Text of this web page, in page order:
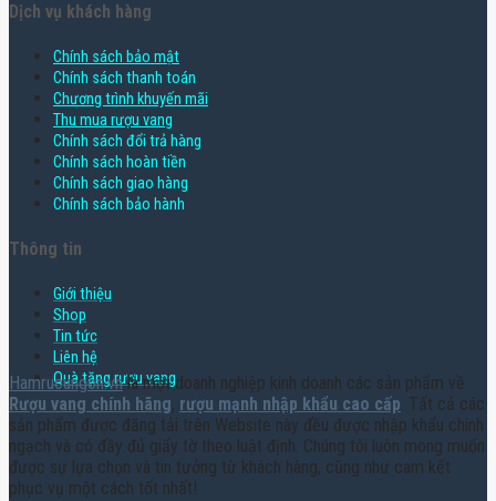
Dịch vụ khách hàng
Chính sách bảo mật
Chính sách thanh toán
Chương trình khuyến mãi
Thu mua rượu vang
Chính sách đổi trả hàng
Chính sách hoàn tiền
Chính sách giao hàng
Chính sách bảo hành
Thông tin
Giới thiệu
Shop
Tin tức
Liên hệ
Quà tặng rượu vang
Hamruoungon.vnlà một doanh nghiệp kinh doanh các sản phẩm về
Rượu vang chính hãng, rượu mạnh nhập khẩu cao cấp. Tất cả các
sản phẩm được đăng tải trên Website này đều được nhập khẩu chính
ngạch và có đầy đủ giấy tờ theo luật định. Chúng tôi luôn mong muốn
được sự lựa chọn và tin tưởng từ khách hàng, cũng như cam kết
phục vụ một cách tốt nhất!